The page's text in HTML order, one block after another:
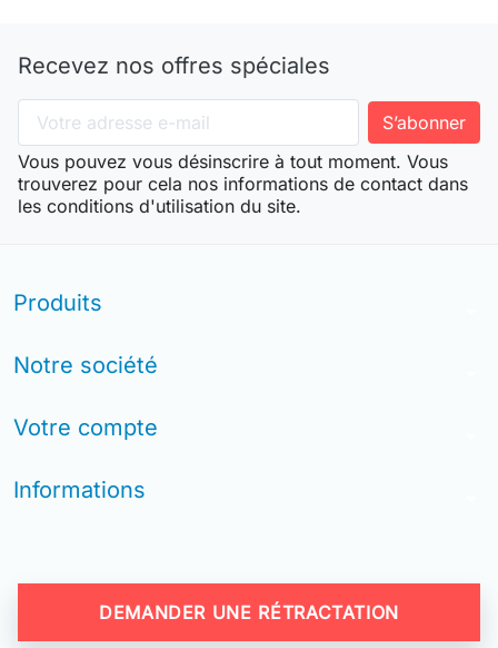
Recevez nos offres spéciales
Vous pouvez vous désinscrire à tout moment. Vous
trouverez pour cela nos informations de contact dans
les conditions d'utilisation du site.
Produits
Notre société
Votre compte
Informations
DEMANDER UNE RÉTRACTATION